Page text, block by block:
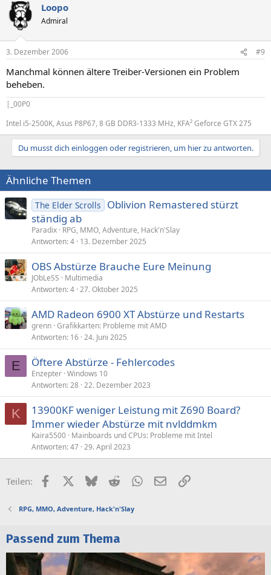
Loopo
Admiral
3. Dezember 2006 #9
Manchmal können ältere Treiber-Versionen ein Problem
beheben.
|_00P0
Intel i5-2500K, Asus P8P67, 8 GB DDR3-1333 MHz, KFA² Geforce GTX 275
Du musst dich einloggen oder registrieren, um hier zu antworten.
Ähnliche Themen
The Elder Scrolls
Oblivion Remastered stürzt
ständig ab
Paradix RPG, MMO, Adventure, Hack'n'Slay
Antworten 4 13. Dezember 2025
OBS Abstürze Brauche Eure Meinung
JObLeSS
Multimedia
Antworten 4 27. Oktober 2025
AMD Radeon 6900 XT Abstürze und Restarts
grenn Grafikkarten: Probleme mit AMD
Antworten 16 24. Juni 2025
E Öftere Abstürze - Fehlercodes
Enzepter Windows 10
Antworten 28 22. Dezember 2023
K
13900KF weniger Leistung mit Z690 Board?
Immer wieder Abstürze mit nvlddmkm
Kaira5500 Mainboards und CPUs: Probleme mit Intel
Antworten 47 29. April 2023
Teilen: FacebookX (Twitter)
BlueskyRedditWhatsApp
E-MailLink
RPG, MMO, Adventure, Hack'n'Slay
Passend zum Thema